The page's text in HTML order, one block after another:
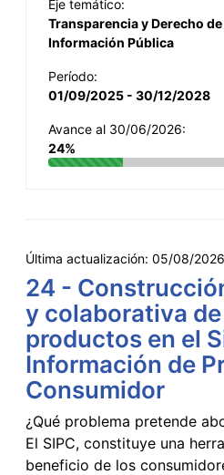
Eje temático:
Transparencia y Derecho
Información Pública
Período:
01/09/2025 - 30/12/2028
Avance al 30/06/2026:
24%
Última actualización: 05/08/2026
24 -
y colaborativa
productos en el
Información de
Consumidor
¿Qué problema pretende
El SIPC, constituye una
beneficio de los